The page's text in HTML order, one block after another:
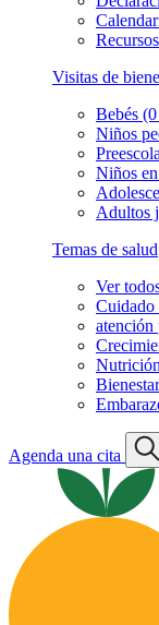
Visitas de
Bebés
Niños
Niños
Adultos
Temas de salud
Ver
Cuidado
atención
Agenda una cita